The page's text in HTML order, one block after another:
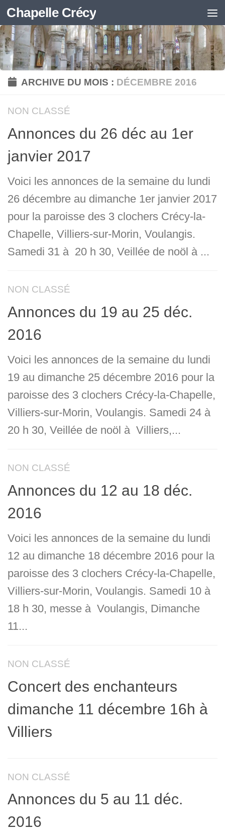
Skip to content
Chapelle Crécy
ARCHIVE DU MOIS : DÉCEMBRE 2016
NON CLASSÉ
Annonces du 26 déc au 1er
janvier 2017
Voici les annonces de la semaine du lundi
26 décembre au dimanche 1er janvier 2017
pour la paroisse des 3 clochers Crécy-la-
Chapelle, Villiers-sur-Morin, Voulangis.
Samedi 31 à 20 h 30, Veillée de noöl à ...
NON CLASSÉ
Annonces du 19 au 25 déc.
2016
Voici les annonces de la semaine du lundi
19 au dimanche 25 décembre 2016 pour la
paroisse des 3 clochers Crécy-la-Chapelle,
Villiers-sur-Morin, Voulangis. Samedi 24 à
20 h 30, Veillée de noöl à Villiers,...
NON CLASSÉ
Annonces du 12 au 18 déc.
2016
Voici les annonces de la semaine du lundi
12 au dimanche 18 décembre 2016 pour la
paroisse des 3 clochers Crécy-la-Chapelle,
Villiers-sur-Morin, Voulangis. Samedi 10 à
18 h 30, messe à Voulangis, Dimanche
11...
NON CLASSÉ
Concert des enchanteurs
dimanche 11 décembre 16h à
Villiers
NON CLASSÉ
Annonces du 5 au 11 déc.
2016